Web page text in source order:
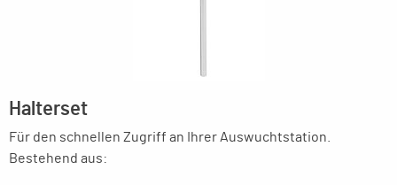
Halterset
Für den schnellen Zugriff an Ihrer Auswuchtstation.
Bestehend aus: